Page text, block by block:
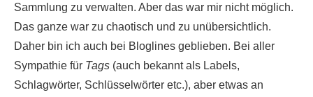
Sammlung zu verwalten. Aber das war mir nicht möglich.
Das ganze war zu chaotisch und zu unübersichtlich.
Daher bin ich auch bei Bloglines geblieben. Bei aller
Sympathie für Tags (auch bekannt als Labels,
Schlagwörter, Schlüsselwörter etc.), aber etwas an